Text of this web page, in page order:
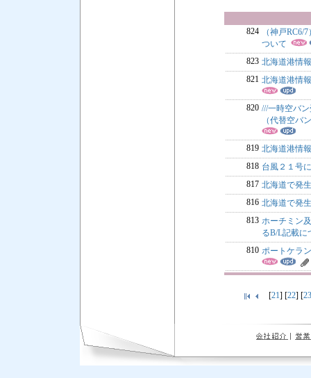
824
（神戸
ついて
823 北海道港情
821 北海道港情
820 ///一時空バ
（代替空バ
819 北海道港情
818 台風２１号
817 北海道で発
816 北海道で発
813 ホーチミン
るB/L記載に
810 ポートケラ
[21] [22] [23